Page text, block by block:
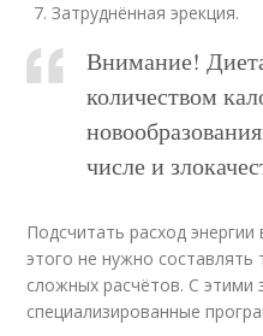
Затруднённая эрекция.
Внимание!
количеством
числе и
Подсчитать расход
этого не нужно
сложных расчётов. С этими
специализированные